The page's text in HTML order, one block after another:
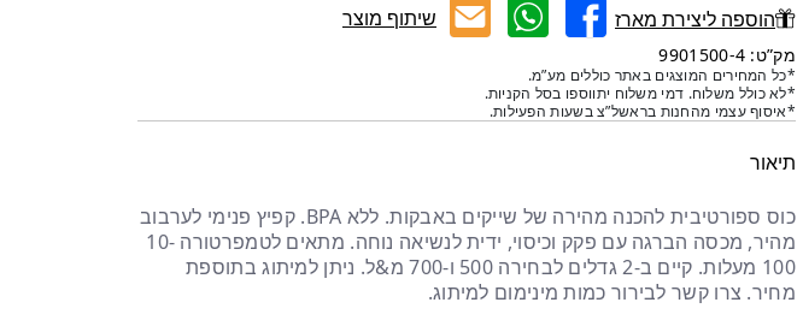
כוס
שייקר
חדר
כושר
-
כחול
הוספה ליצירת מארז שיתוף מוצר
מק”ט: 9901500-4
*כל המחירים המוצגים באתר כוללים מע”מ.
*לא כולל משלוח. דמי משלוח יתווספו בסל הקניות.
*איסוף עצמי מהחנות בראשל”צ בשעות הפעילות.
תיאור
כוס ספורטיבית להכנה מהירה של שייקים באבקות. ללא BPA. קפיץ פנימי לערבוב
מהיר, מכסה הברגה עם פקק וכיסוי, ידית לנשיאה נוחה. מתאים לטמפרטורה 10-
100 מעלות. קיים ב-2 גדלים לבחירה 500 ו-700 מ&ל. ניתן למיתוג בתוספת
מחיר. צרו קשר לבירור כמות מינימום למיתוג.